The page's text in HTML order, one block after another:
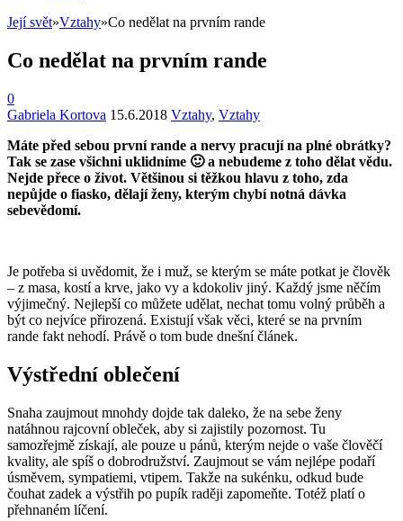
Její svět»Vztahy»Co nedělat na prvním rande
Co nedělat na prvním rande
0
Gabriela Kortova 15.6.2018 Vztahy, Vztahy
Máte před sebou první rande a nervy pracují na plné obrátky?
Tak se zase všichni uklidníme 🙂a nebudeme z toho dělat vědu.
Nejde přece o život. Většinou si těžkou hlavu z toho, zda
nepůjde o fiasko, dělají ženy, kterým chybí notná dávka
sebevědomí.
Je potřeba si uvědomit, že i muž, se kterým se máte potkat je člověk
– z masa, kostí a krve, jako vy a kdokoliv jiný. Každý jsme něčím
výjimečný. Nejlepší co můžete udělat, nechat tomu volný průběh a
být co nejvíce přirozená. Existují však věci, které se na prvním
rande fakt nehodí. Právě o tom bude dnešní článek.
Výstřední oblečení
Snaha zaujmout mnohdy dojde tak daleko, že na sebe ženy
natáhnou rajcovní obleček, aby si zajistily pozornost. Tu
samozřejmě získají, ale pouze u pánů, kterým nejde o vaše člověčí
kvality, ale spíš o dobrodružství. Zaujmout se vám nejlépe podaří
úsměvem, sympatiemi, vtipem. Takže na sukénku, odkud bude
čouhat zadek a výstřih po pupík raději zapomeňte. Totéž platí o
přehnaném líčení.